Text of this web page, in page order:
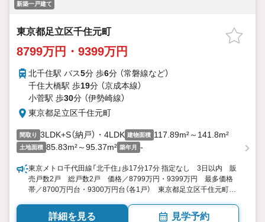
新築一戸建て
東京都足立区千住元町
8799万円・9399万円
北千住駅 バス5分 歩6分 （常磐線など）
千住大橋駅 歩19分 （京成本線）
小菅駅 歩30分 （伊勢崎線）
東京都足立区千住元町
間取り 3LDK+S（納戸）・4LDK 建物面積 117.89m²～141.8m²
土地面積 85.83m²～95.37m² 築年月 -
東京メトロ千代田線「北千住」歩17分17分 指定なし 3日以内 販
売戸数2戸 総戸数2戸 価格／8799万円・9399万円 最多価格
帯／8700万円台・9300万円台（各1戸） 東京都足立区千住元町
42.89坪） 向き／▼未選択 by SUUMO
詳細を見る 見学予約